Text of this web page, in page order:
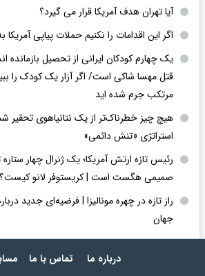
آیا تهران هدف آمریکا قرار می گیرد؟
اگر این اقدامات را نکنیم حملات پیاپی
یک چهارم کودکان ایرانی از تحصیل بازمانده
قتل مهسا شاکی است/ اگر آزار یک کودک را
مرتکب جرم شده اید
هیچ چیز خطرناک‌تر از یک نتانیاهوی تحقیر
استراتژی «تنش دائمی»
رئیس تازه ارتش آمریکا؛ یک ژنرال چهار
صمیمی هگست است | کریستوفر لانو کیست؟
راز تازه در چهره مونالیزا | فرضیه‌ای جدید
جهان
درباره ما تماس با ما